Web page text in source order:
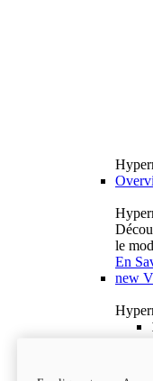
le
En
new
18 895